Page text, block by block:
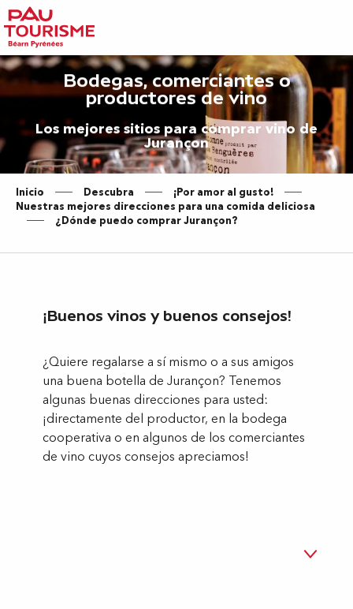
Aller
au
contenu
principal
Bodegas, comerciantes o
productores de vino
Los mejores sitios para comprar vino de
Jurançon
Inicio Descubra
¡Por amor al gusto!
Nuestras mejores direcciones para una comida deliciosa
¿Dónde puedo comprar Jurançon?
¡Buenos vinos y buenos consejos!
¿Quiere regalarse a sí mismo o a sus amigos
una buena botella de Jurançon? Tenemos
algunas buenas direcciones para usted:
¡directamente del productor, en la bodega
cooperativa o en algunos de los comerciantes
de vino cuyos consejos apreciamos!